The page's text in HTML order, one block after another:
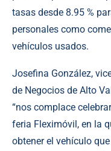
tasas desde 8.95 %
personales como
vehículos usados.
Josefina González,
de Negocios de Alto
“nos complace
feria Fleximóvil, en la
obtener el vehículo